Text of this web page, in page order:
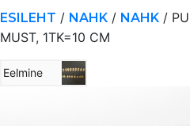
ESILEHT / NAHK / NAHK /
MUST, 1TK=10 CM
Eelmine